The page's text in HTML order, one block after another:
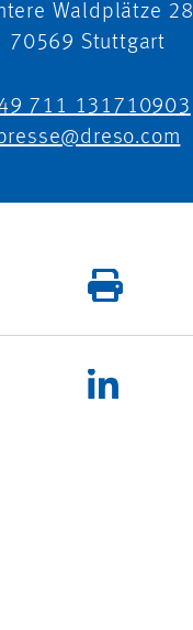
Waldplätze 28
70569 Stuttgart
711 131710903